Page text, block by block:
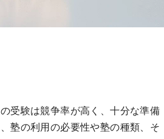
受験は競争率が高く、十分な準備
塾の利用の必要性や塾の種類、そ